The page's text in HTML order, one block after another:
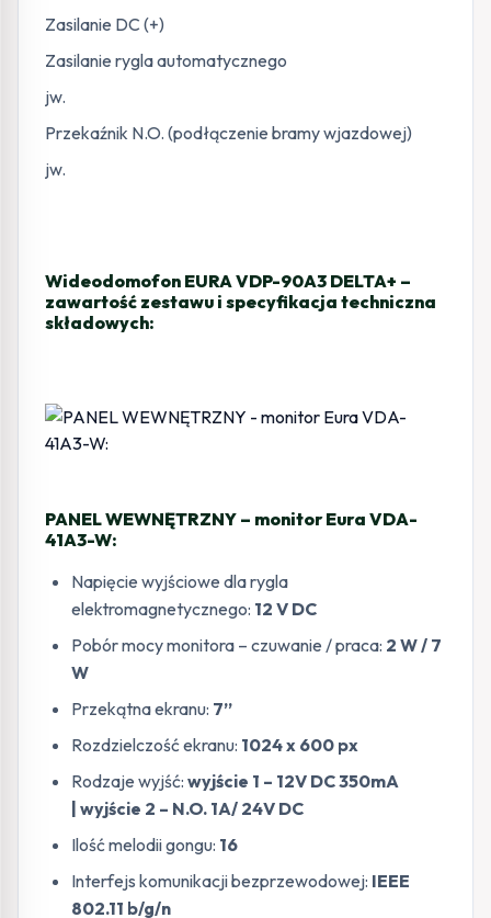
Zasilanie DC (+)
Zasilanie rygla automatycznego
jw.
Przekaźnik N.O. (podłączenie bramy wjazdowej)
jw.
Wideodomofon EURA VDP-90A3 DELTA+ –
zawartość zestawu i specyfikacja techniczna
składowych:
PANEL WEWNĘTRZNY – monitor Eura VDA-
41A3-W:
Napięcie wyjściowe dla rygla
elektromagnetycznego: 12 V DC
Pobór mocy monitora – czuwanie / praca: 2 W / 7
W
Przekątna ekranu: 7”
Rozdzielczość ekranu: 1024 x 600 px
Rodzaje wyjść: wyjście 1 – 12V DC 350mA
| wyjście 2 – N.O. 1A/ 24V DC
Ilość melodii gongu: 16
Interfejs komunikacji bezprzewodowej: IEEE
802.11 b/g/n